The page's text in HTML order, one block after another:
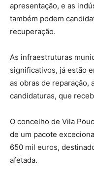
apresentação, e as
também podem
recuperação.
As infraestruturas
significativos, já estão
as obras de reparação,
candidaturas, que
O concelho de Vila
de um pacote
650 mil euros,
afetada.